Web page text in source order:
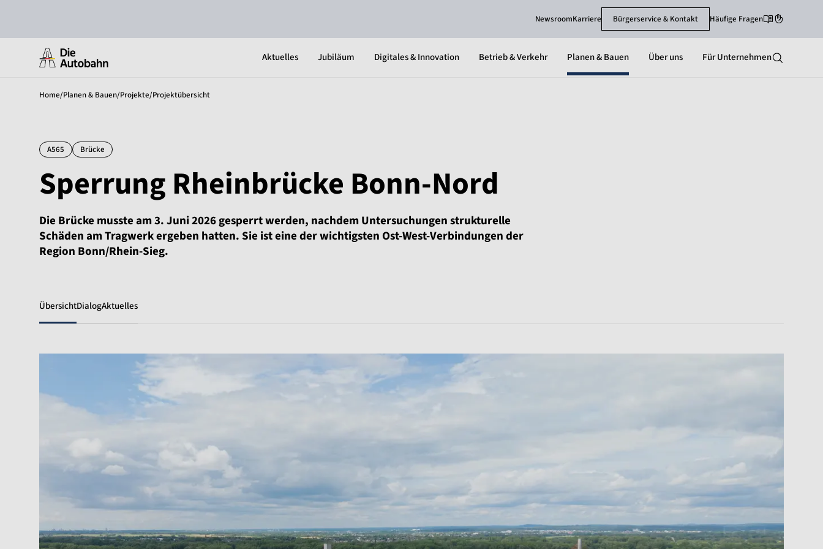
NewsroomKarriere Bürgerservice & Kontakt Häufige FragenLeichte Sprache
Aktuelles Jubiläum Digitales & Innovation Betrieb & Verkehr Planen & Bauen Über uns Für Unternehmen
Home/Planen & Bauen/Projekte/Projektübersicht
A565 Brücke
Sperrung Rheinbrücke Bonn-Nord
Die Brücke musste am 3. Juni 2026 gesperrt werden, nachdem Untersuchungen strukturelle
Schäden am Tragwerk ergeben hatten. Sie ist eine der wichtigsten Ost-West-Verbindungen der
Region Bonn/Rhein-Sieg.
ÜbersichtDialogAktuelles